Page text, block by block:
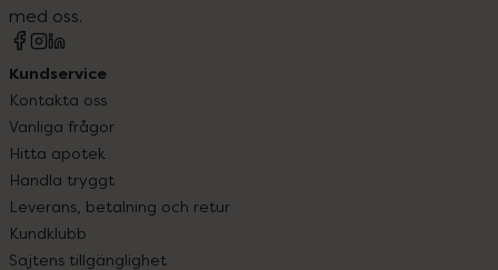
med oss.
Kundservice
Kontakta oss
Vanliga frågor
Hitta apotek
Handla tryggt
Leverans, betalning och retur
Kundklubb
Sajtens tillgänglighet